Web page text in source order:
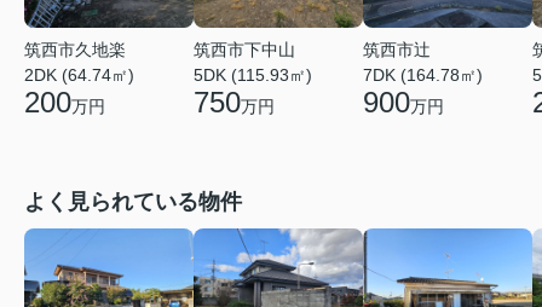
筑西市久地楽
2DK (64.74㎡)
200万円
筑西市下中山
5DK (115.93㎡)
750万円
筑西市辻
7DK (164.78㎡)
900万円
よく見られている物件